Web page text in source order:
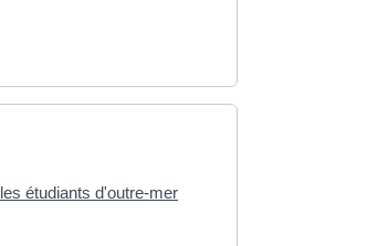
étudiants d'outre-mer